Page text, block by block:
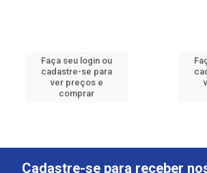
Faça seu login ou
cadastre-se para
ver preços e
comprar
Cadastre-se para receber